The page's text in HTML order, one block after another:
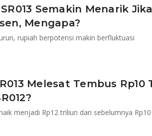
Semakin Menarik
Mengapa?
rupiah berpotensi makin berfluktuasi
Melesat Tembus